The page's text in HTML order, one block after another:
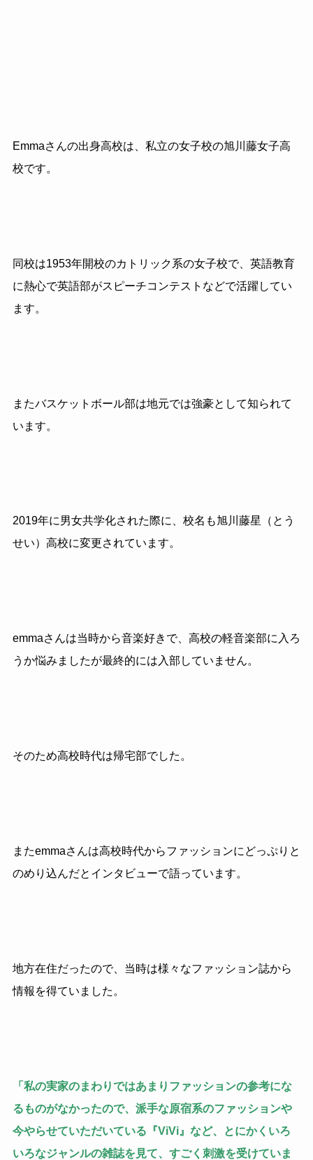
Emmaさんの出身高校は、私立の女子校の旭川藤女子高
校です。
同校は1953年開校のカトリック系の女子校で、英語教育
に熱心で英語部がスピーチコンテストなどで活躍してい
ます。
またバスケットボール部は地元では強豪として知られて
います。
2019年に男女共学化された際に、校名も旭川藤星（とう
せい）高校に変更されています。
emmaさんは当時から音楽好きで、高校の軽音楽部に入ろ
うか悩みましたが最終的には入部していません。
そのため高校時代は帰宅部でした。
またemmaさんは高校時代からファッションにどっぷりと
のめり込んだとインタビューで語っています。
地方在住だったので、当時は様々なファッション誌から
情報を得ていました。
「私の実家のまわりではあまりファッションの参考にな
るものがなかったので、派手な原宿系のファッションや
今やらせていただいている『ViVi』など、とにかくいろ
いろなジャンルの雑誌を見て、すごく刺激を受けていま